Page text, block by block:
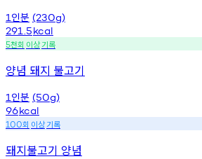
1 인분 (230g)
291.5kcal
5천회 이상기록
양념 돼지 불고기
1 인분 (50g)
96kcal
100회 이상기록
돼지불고기 양념